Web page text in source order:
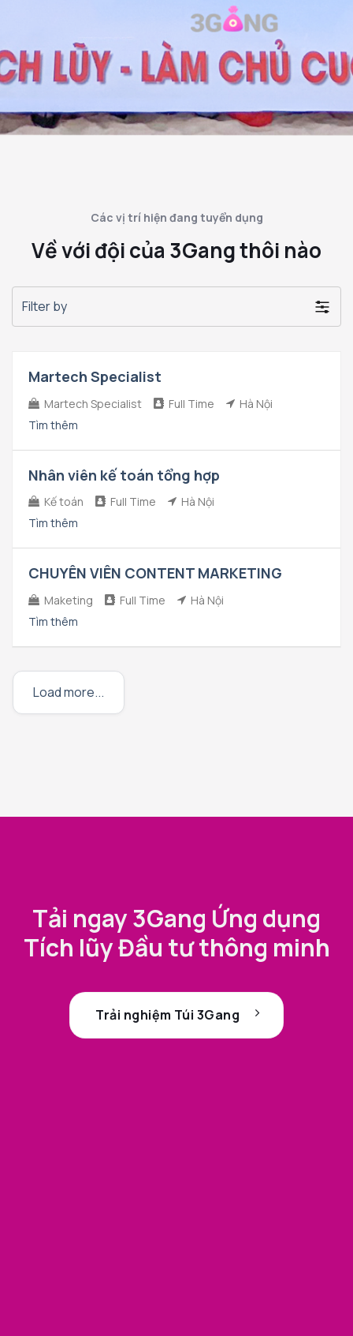
Các vị trí hiện đang tuyển dụng
Về với đội của 3Gang thôi nào
Filter by
Martech Specialist
Martech Specialist Full Time
Hà Nội
Tìm thêm
Nhân viên kế toán tổng hợp
Kế toán Full Time
Hà Nội
Tìm thêm
CHUYÊN VIÊN CONTENT MARKETING
Maketing Full Time
Hà Nội
Tìm thêm
Load more...
Tải ngay 3Gang Ứng dụng
Tích lũy Đầu tư thông minh
Trải nghiệm Túi 3Gang